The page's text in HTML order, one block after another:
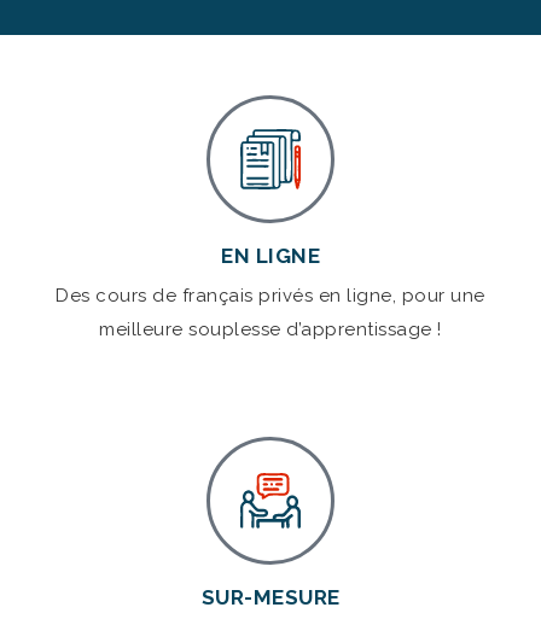
EN LIGNE
Des cours de français privés en ligne, pour une
meilleure souplesse d’apprentissage !
SUR-MESURE